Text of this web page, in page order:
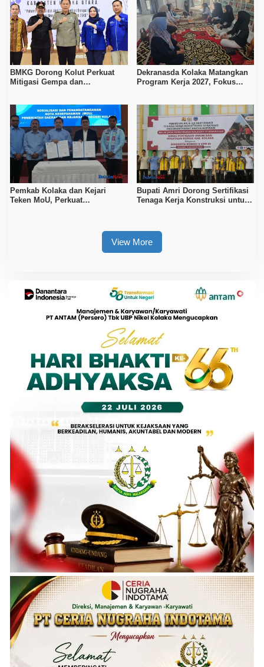
BMKG Dorong Kolut Perkuat
Mitigasi Gempa dan
Dekranasda Kolaka Matangkan
Program Kerja 2027, Fokus
Pemkab Kolaka dan Kejari
Teken MoU, Perkuat
Bupati Amri Dorong Sertifikasi
Tenaga Kerja Konstruksi untuk
View More